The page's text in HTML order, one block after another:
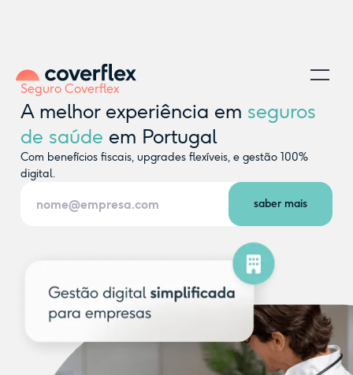
Seguro Coverflex
A melhor experiência em seguros
de saúde em Portugal
Com benefícios fiscais, upgrades flexíveis, e gestão 100%
digital.